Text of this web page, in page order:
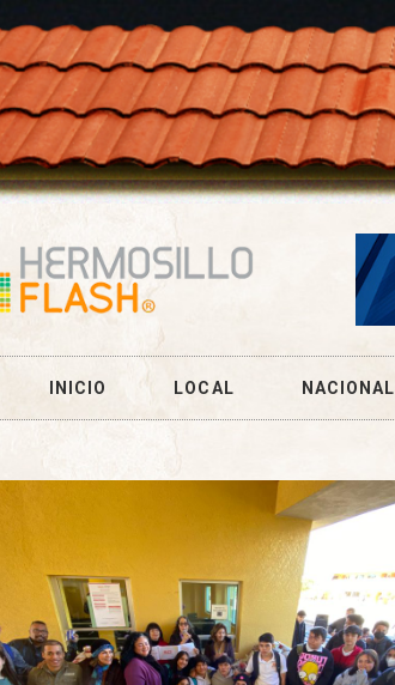
INICIO LOCAL NACIONAL